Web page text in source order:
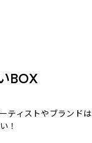
BOX
ティストやブランド
！